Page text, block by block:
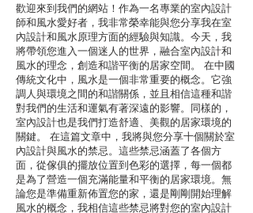
歡迎來到我們的網站！作為一名專業的室內設計
師和風水愛好者，我非常榮幸能與您分享我在室
內設計和風水原理方面的經驗與知識。今天，我
將帶領您進入一個迷人的世界，融合室內設計和
風水的理念，創造和諧平衡的居家空間。 在中國
傳統文化中，風水是一個非常重要的概念。它強
調人與環境之間的和諧關係，並且相信這種和諧
對我們的生活和運氣有著深遠的影響。同樣的，
室內設計也是我們打造舒適、美觀的居家環境的
關鍵。 在這篇文章中，我將與您分享十個關於室
內設計與風水的禁忌。這些禁忌涵蓋了各個方
面，從傢俱的擺放位置到色彩的選擇，每一個都
是為了營造一個充滿能量和平衡的居家環境。無
論您是準備重新佈置您的家，還是剛剛開始理解
風水的概念，我相信這些禁忌將對您的室內設計